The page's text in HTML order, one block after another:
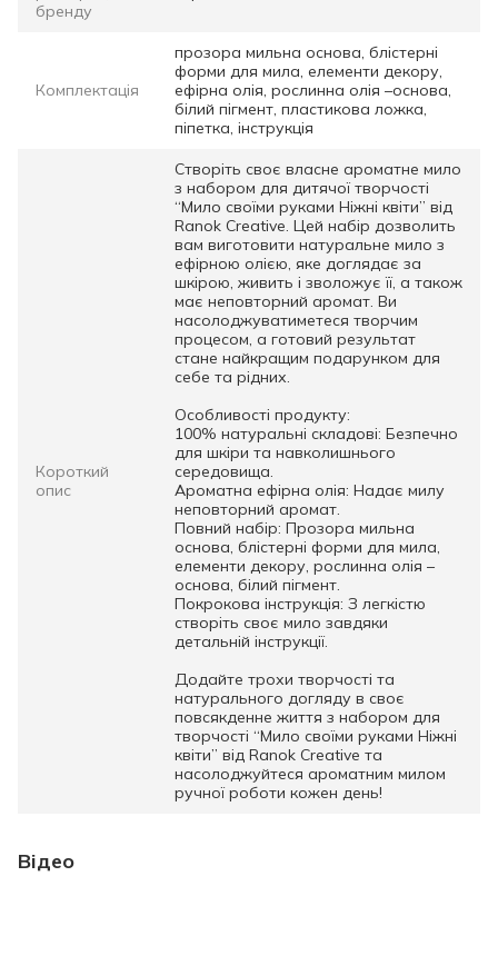
бренду
Комплектація
прозора мильна основа, блістерні
форми для мила, елементи декору,
ефірна олія, рослинна олія –основа,
білий пігмент, пластикова ложка,
піпетка, інструкція
Короткий
опис
Створіть своє власне ароматне мило
з набором для дитячої творчості
“Мило своїми руками Ніжні квіти” від
Ranok Creative. Цей набір дозволить
вам виготовити натуральне мило з
ефірною олією, яке доглядає за
шкірою, живить і зволожує її, а також
має неповторний аромат. Ви
насолоджуватиметеся творчим
процесом, а готовий результат
стане найкращим подарунком для
себе та рідних.
Особливості продукту:
100% натуральні складові: Безпечно
для шкіри та навколишнього
середовища.
Ароматна ефірна олія: Надає милу
неповторний аромат.
Повний набір: Прозора мильна
основа, блістерні форми для мила,
елементи декору, рослинна олія –
основа, білий пігмент.
Покрокова інструкція: З легкістю
створіть своє мило завдяки
детальній інструкції.
Додайте трохи творчості та
натурального догляду в своє
повсякденне життя з набором для
творчості “Мило своїми руками Ніжні
квіти” від Ranok Creative та
насолоджуйтеся ароматним милом
ручної роботи кожен день!
Відео